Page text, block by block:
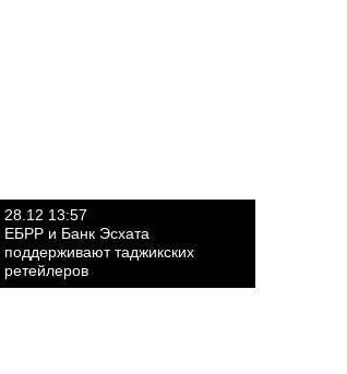
28.12 13:57
ЕБРР и Банк Эсхата
поддерживают таджикских
ретейлеров